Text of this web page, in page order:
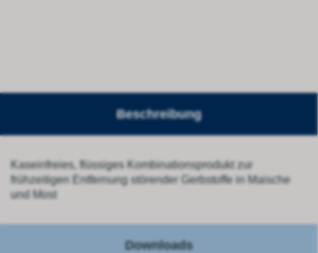
Beschreibung
Kaseinfreies, flüssiges Kombinationsprodukt zur
frühzeitigen Entfernung störender Gerbstoffe in Maische
und Most
Downloads